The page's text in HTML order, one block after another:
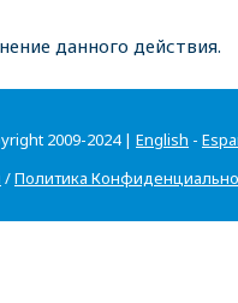
данного действия.
2009-2024 | English -
/Политика